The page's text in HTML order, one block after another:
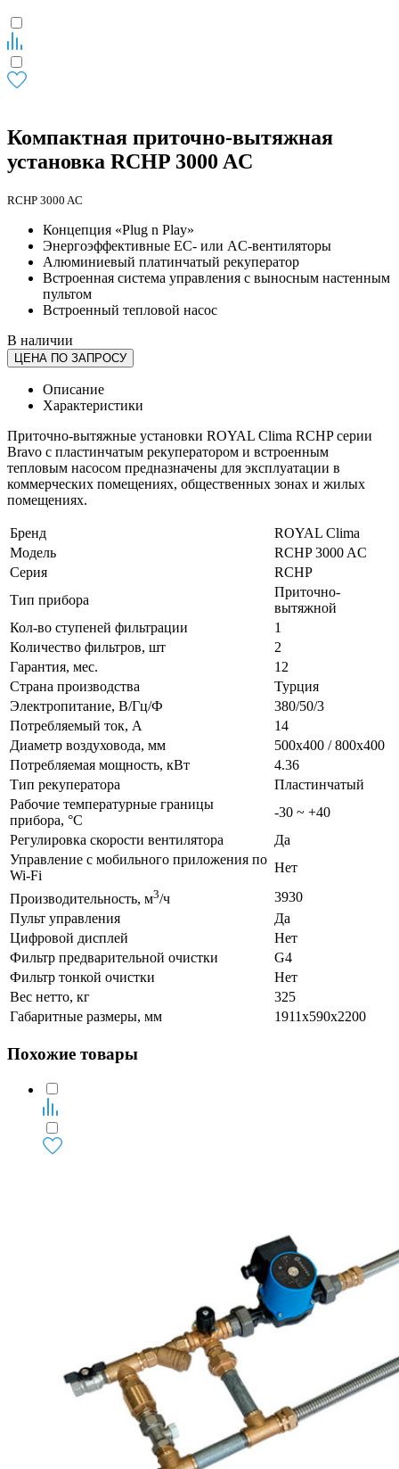
Компактная приточно-вытяжная
установка RCHP 3000 AC
RCHP 3000 AC
Концепция «Plug n Play»
Энергоэффективные EC- или AC-вентиляторы
Алюминиевый платинчатый рекуператор
Встроенная система управления с выносным настенным
пультом
Встроенный тепловой насос
В наличии
ЦЕНА ПО ЗАПРОСУ
Описание
Характеристики
Приточно-вытяжные установки ROYAL Clima RCHP серии
Bravo с пластинчатым рекуператором и встроенным
тепловым насосом предназначены для эксплуатации в
коммерческих помещениях, общественных зонах и жилых
помещениях.
Бренд
ROYAL Clima
Модель
RCHP 3000 AC
Серия
RCHP
Тип прибора
Приточно-
вытяжной
Кол-во ступеней фильтрации
1
Количество фильтров, шт
2
Гарантия, мес.
12
Страна производства
Турция
Электропитание, В/Гц/Ф
380/50/3
Потребляемый ток, А
14
Диаметр воздуховода, мм
500х400 / 800х400
Потребляемая мощность, кВт
4.36
Тип рекуператора
Пластинчатый
Рабочие температурные границы
прибора, °C
-30 ~ +40
Регулировка скорости вентилятора
Да
Управление c мобильного приложения по
Wi-Fi
Нет
Производительность, м3/ч
3930
Пульт управления
Да
Цифровой дисплей
Нет
Фильтр предварительной очистки
G4
Фильтр тонкой очистки
Нет
Вес нетто, кг
325
Габаритные размеры, мм
1911x590x2200
Похожие товары